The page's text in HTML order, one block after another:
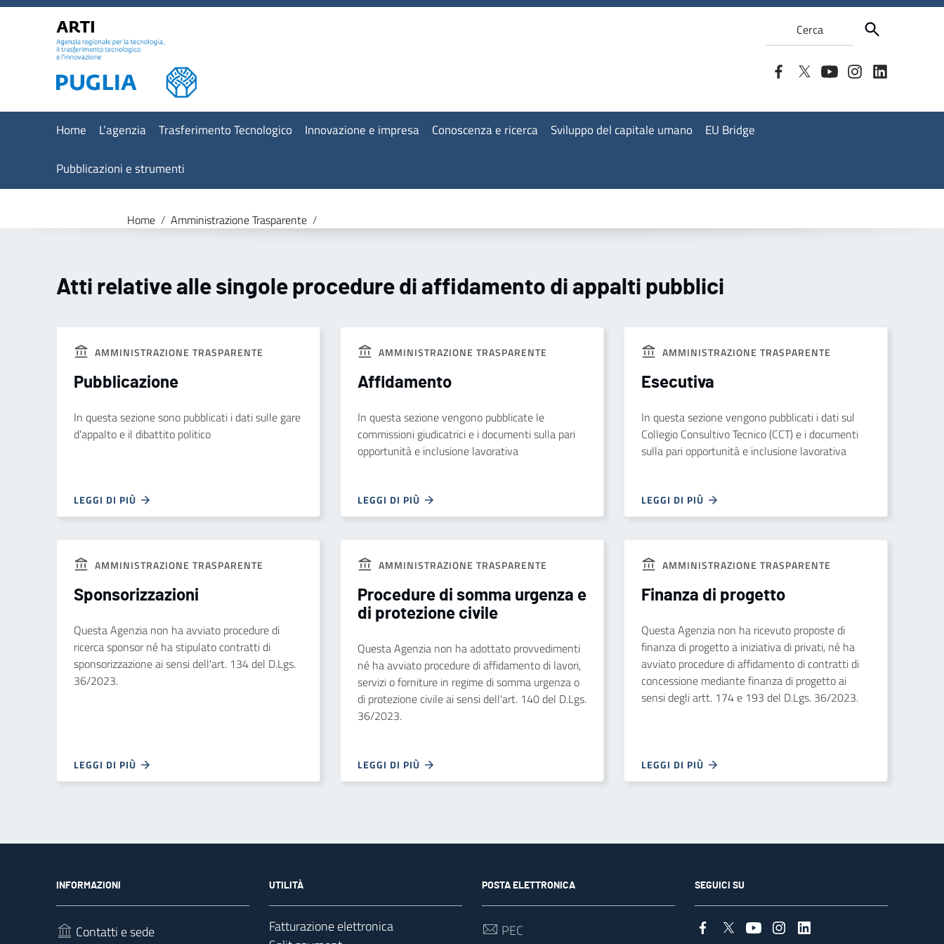
Vai al menu di navigazione
Vai al footer
Cerca
Home L’agenzia Trasferimento Tecnologico Innovazione e impresa Conoscenza e ricerca Sviluppo del capitale umano EU Bridge
Pubblicazioni e strumenti
Home / Amministrazione Trasparente /
Atti relative alle singole procedure di affidamento di appalti pubblici
AMMINISTRAZIONE TRASPARENTE
Pubblicazione
In questa sezione sono pubblicati i dati sulle gare
d'appalto e il dibattito politico
LEGGI DI PIÙ
AMMINISTRAZIONE TRASPARENTE
Affidamento
In questa sezione vengono pubblicate le
commissioni giudicatrici e i documenti sulla pari
opportunità e inclusione lavorativa
LEGGI DI PIÙ
AMMINISTRAZIONE TRASPARENTE
Esecutiva
In questa sezione vengono pubblicati i dati sul
Collegio Consultivo Tecnico (CCT) e i documenti
sulla pari opportunità e inclusione lavorativa
LEGGI DI PIÙ
AMMINISTRAZIONE TRASPARENTE
Sponsorizzazioni
Questa Agenzia non ha avviato procedure di
ricerca sponsor né ha stipulato contratti di
sponsorizzazione ai sensi dell'art. 134 del D.Lgs.
36/2023.
LEGGI DI PIÙ
AMMINISTRAZIONE TRASPARENTE
Procedure di somma urgenza e
di protezione civile
Questa Agenzia non ha adottato provvedimenti
né ha avviato procedure di affidamento di lavori,
servizi o forniture in regime di somma urgenza o
di protezione civile ai sensi dell'art. 140 del D.Lgs.
36/2023.
LEGGI DI PIÙ
AMMINISTRAZIONE TRASPARENTE
Finanza di progetto
Questa Agenzia non ha ricevuto proposte di
finanza di progetto a iniziativa di privati, né ha
avviato procedure di affidamento di contratti di
concessione mediante finanza di progetto ai
sensi degli artt. 174 e 193 del D.Lgs. 36/2023.
LEGGI DI PIÙ
INFORMAZIONI
Contatti e sede
UTILITÀ
Fatturazione elettronica
POSTA ELETTRONICA
PEC
SEGUICI SU